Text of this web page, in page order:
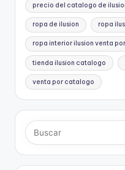
precio del catalogo de
ropa de ilusion ropa
ropa interior ilusion venta
tienda ilusion catalogo
venta por catalogo